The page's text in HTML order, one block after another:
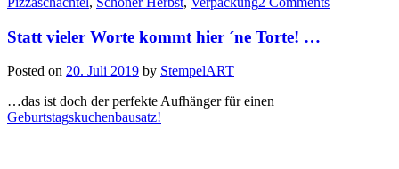
diese
Schachtel
Buchform…“
Statt vieler Worte kommt hier ´ne Torte! …
Posted on 20. Juli 2019 by StempelART
…das ist doch der perfekte Aufhänger für einen
Geburtstagskuchenbausatz!